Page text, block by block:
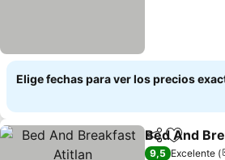
Elige fechas para ver los precios
Compartir
Bed And
9,5 Excelente